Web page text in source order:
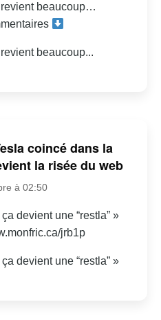
revient beaucoup…
beaucoup...
coincé dans la
la risée du web
à 02:50
devient une “restla” »
jrb1p
devient une “restla” »